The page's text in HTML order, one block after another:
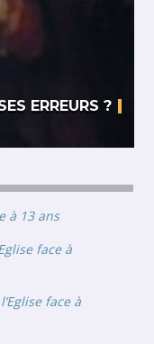
ERREURS ?
à 13 ans
face à
face à